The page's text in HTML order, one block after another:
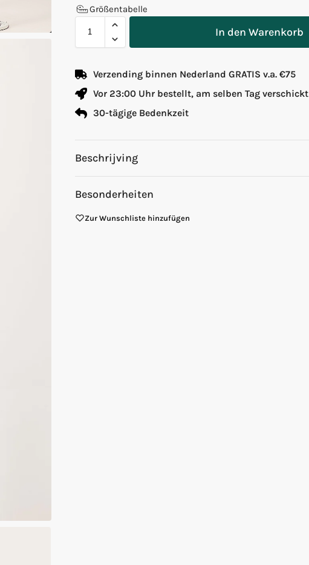
Größentabelle
In den Warenkorb
Verzending binnen Nederland GRATIS v.a. €75
Vor 23:00 Uhr bestellt, am selben Tag verschickt
30-tägige Bedenkzeit
Beschrijving
Besonderheiten
Zur Wunschliste hinzufügen